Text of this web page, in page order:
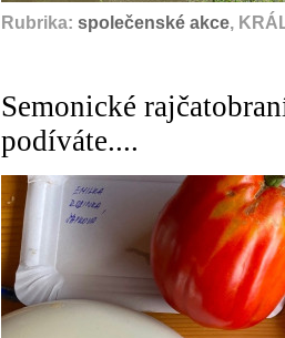
Rubrika: společenské akce,
Semonické
podíváte....